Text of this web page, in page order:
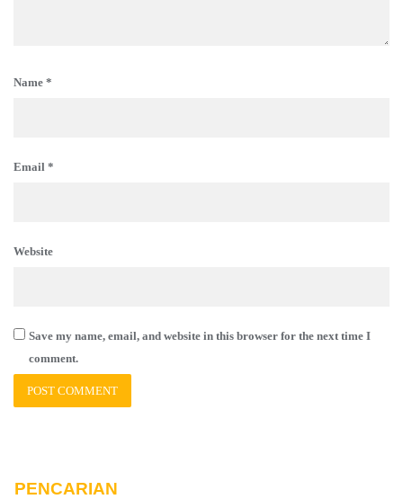
Name *
Email *
Website
Save my name, email, and website in this browser for the next time I
comment.
PENCARIAN